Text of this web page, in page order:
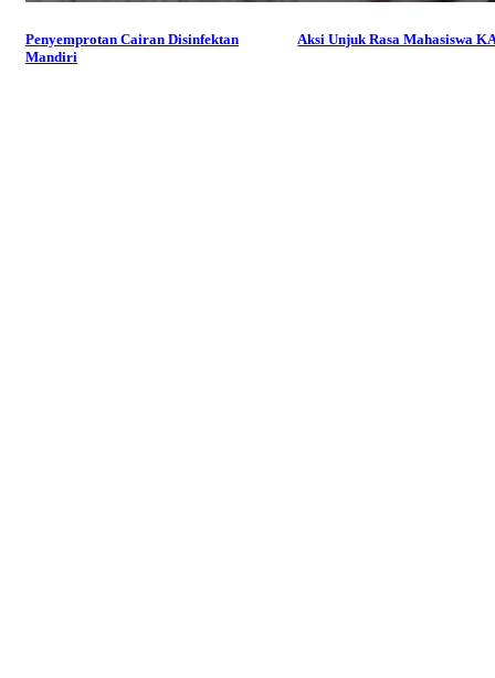
Penyemprotan Cairan Disinfektan
Mandiri
Aksi Unjuk Rasa Mahasiswa